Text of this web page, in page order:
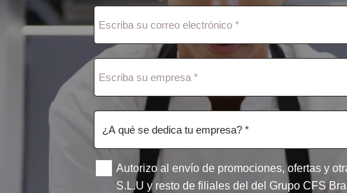
Autorizo al envío de promociones, ofertas y
S.L.U y resto de filiales del del Grupo CFS